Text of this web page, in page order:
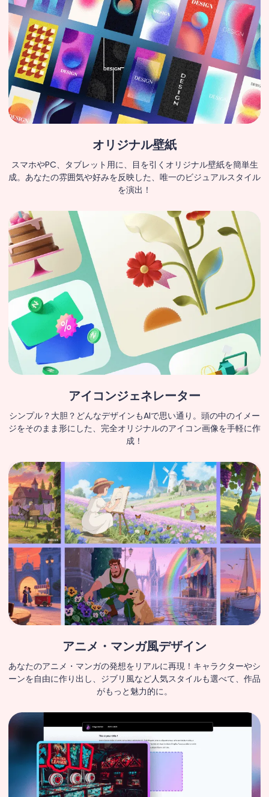
オリジナル壁紙
スマホやPC、タブレット用に、目を引くオリジナル壁紙を簡単生
成。あなたの雰囲気や好みを反映した、唯一のビジュアルスタイル
を演出！
アイコンジェネレーター
シンプル？大胆？どんなデザインもAIで思い通り。頭の中のイメー
ジをそのまま形にした、完全オリジナルのアイコン画像を手軽に作
成！
アニメ・マンガ風デザイン
あなたのアニメ・マンガの発想をリアルに再現！キャラクターやシ
ーンを自由に作り出し、ジブリ風など人気スタイルも選べて、作品
がもっと魅力的に。